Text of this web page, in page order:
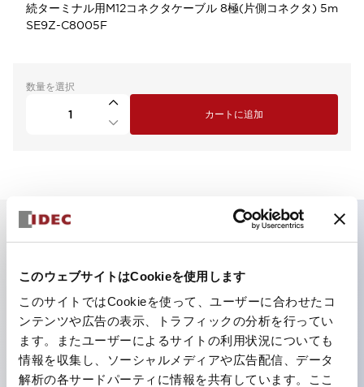
このウェブサイトはCookieを使用します
このサイトではCookieを使って、ユーザーに合わせたコ
ンテンツや広告の表示、トラフィックの分析を行ってい
ます。またユーザーによるサイトの利用状況についても
情報を収集し、ソーシャルメディアや広告配信、データ
解析の各サードパーティに情報を共有しています。ここ
続ターミナル用M12コネクタケーブル 8極(片側コネクタ) 5m
SE9Z-C8005F
数量を選択
カートに追加
ロボットコントローラへの安全入力
セーフティレーザスキャナの安全信号を簡単にロボット
コントローラへ入力できる接続ターミナルです。ターミ
ナル内部で安全信号を強制ガイド式リレーのドライ接点